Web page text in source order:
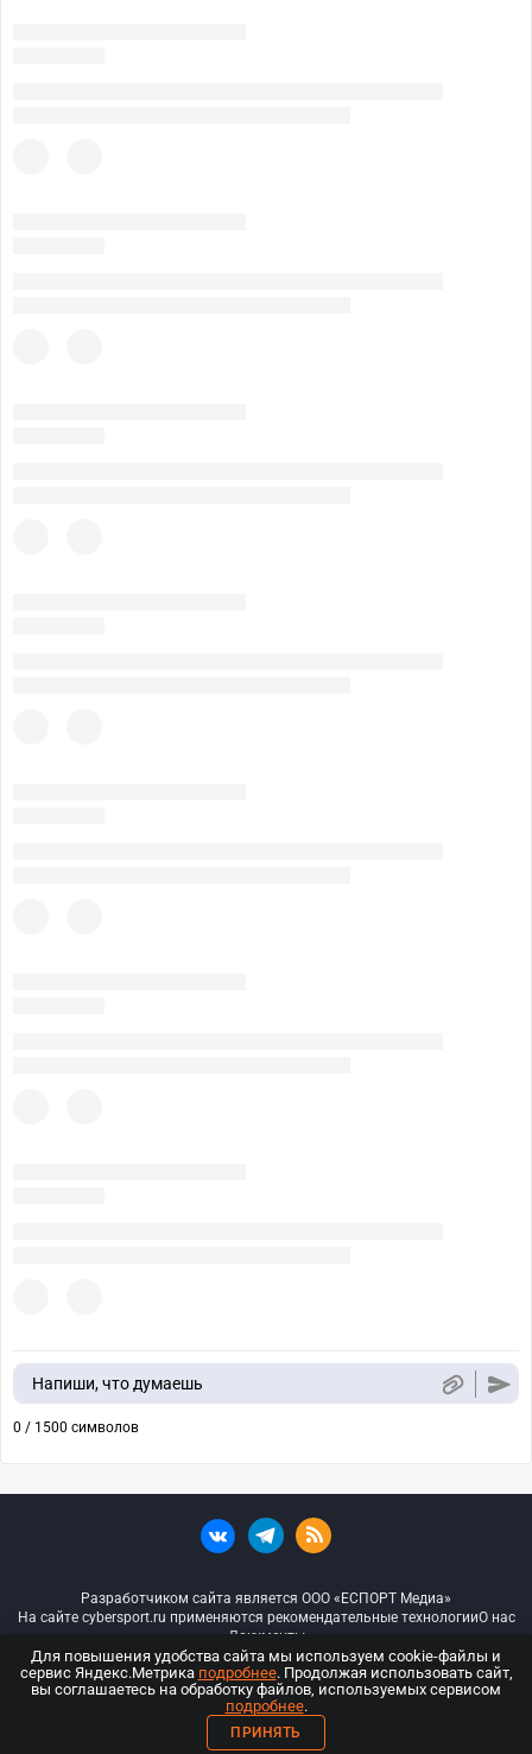
Напиши, что думаешь
0 / 1500 символов
Разработчиком сайта является ООО «ЕСПОРТ Медиа»
На сайте cybersport.ru применяются рекомендательные технологииО нас
Документы
© ООО «Киберспорт.ру» — Все права защищены
18+
Для повышения удобства сайта мы используем cookie-файлы и
сервис Яндекс.Метрика подробнее. Продолжая использовать сайт,
вы соглашаетесь на обработку файлов, используемых сервисом
подробнее.
ПРИНЯТЬ